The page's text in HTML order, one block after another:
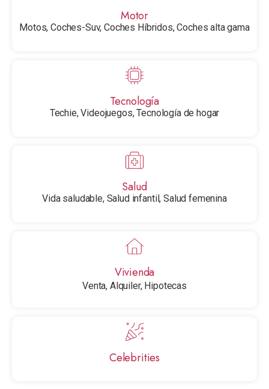
Motor
Motos, Coches-Suv, Coches Híbridos, Coches alta gama
Tecnología
Techie, Videojuegos, Tecnología de hogar
Salud
Vida saludable, Salud infantil, Salud femenina
Vivienda
Venta, Alquiler, Hipotecas
Celebrities